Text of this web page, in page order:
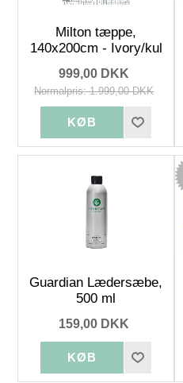
Milton tæppe,
140x200cm - Ivory/kul
999,00 DKK
Normalpris: 1.999,00 DKK
Guardian Lædersæbe,
500 ml
159,00 DKK